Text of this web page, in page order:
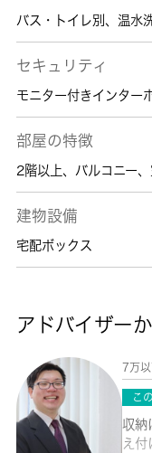
バス・トイレ別 、 温水
セキュリティ
モニター付きインター
部屋の特徴
2階以上、 バルコニー、
建物設備
宅配ボックス
アドバイザー
7万以
こ
収納
え